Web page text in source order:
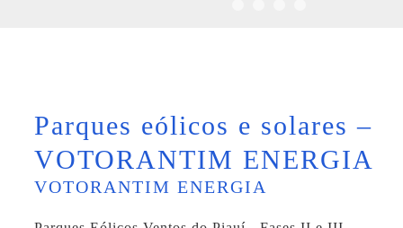
Parques eólicos e solares –
VOTORANTIM ENERGIA
VOTORANTIM ENERGIA